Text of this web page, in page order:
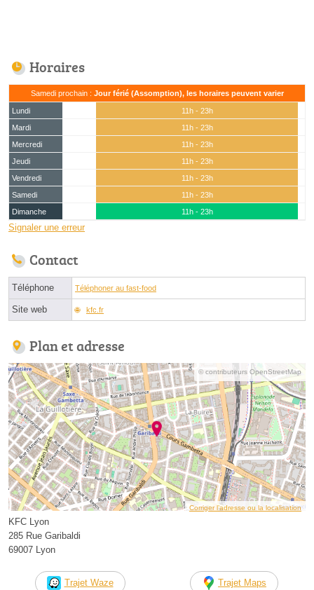
Horaires
Samedi prochain : Jour férié (Assomption), les horaires peuvent varier
Lundi
11h - 23h
Mardi
11h - 23h
Mercredi
11h - 23h
Jeudi
11h - 23h
Vendredi
11h - 23h
Samedi
11h - 23h
Dimanche
11h - 23h
Signaler une erreur
Contact
Téléphone Téléphoner au fast-food
Site web kfc.fr
Plan et adresse
© contributeurs OpenStreetMap
Corriger l’adresse ou la localisation
KFC Lyon
285 Rue Garibaldi
69007 Lyon
Trajet Waze Trajet Maps